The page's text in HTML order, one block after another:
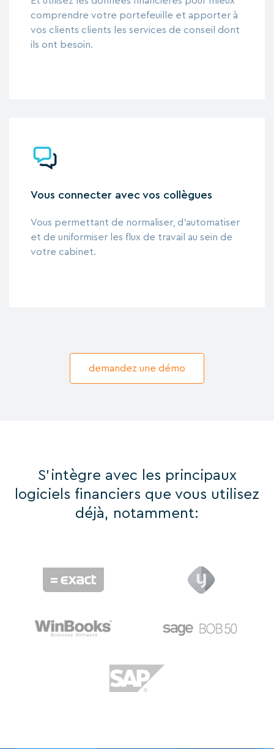
comprendre votre portefeuille et apporter à
vos clients clients les services de conseil dont
ils ont besoin.
Vous connecter avec vos collègues
Vous permettant de normaliser, d'automatiser
et de uniformiser les flux de travail au sein de
votre cabinet.
demandez une démo
S'intègre avec les principaux
logiciels financiers que vous utilisez
déjà, notamment: